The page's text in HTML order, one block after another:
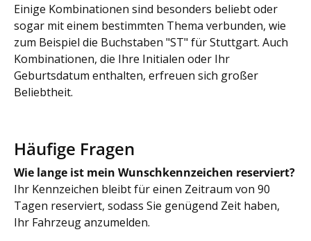
Einige Kombinationen sind besonders beliebt oder
sogar mit einem bestimmten Thema verbunden, wie
zum Beispiel die Buchstaben "ST" für Stuttgart. Auch
Kombinationen, die Ihre Initialen oder Ihr
Geburtsdatum enthalten, erfreuen sich großer
Beliebtheit.
Häufige Fragen
Wie lange ist mein Wunschkennzeichen reserviert?
Ihr Kennzeichen bleibt für einen Zeitraum von 90
Tagen reserviert, sodass Sie genügend Zeit haben,
Ihr Fahrzeug anzumelden.